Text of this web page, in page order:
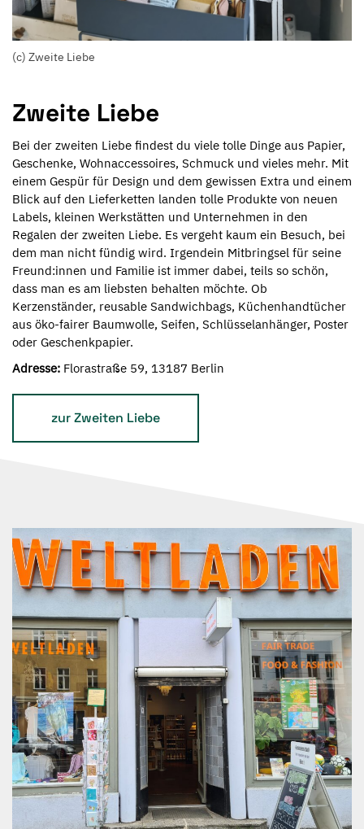
(c) Zweite Liebe
Zweite Liebe
Bei der zweiten Liebe findest du viele tolle Dinge aus Papier,
Geschenke, Wohnaccessoires, Schmuck und vieles mehr. Mit
einem Gespür für Design und dem gewissen Extra und einem
Blick auf den Lieferketten landen tolle Produkte von neuen
Labels, kleinen Werkstätten und Unternehmen in den
Regalen der zweiten Liebe. Es vergeht kaum ein Besuch, bei
dem man nicht fündig wird. Irgendein Mitbringsel für seine
Freund:innen und Familie ist immer dabei, teils so schön,
dass man es am liebsten behalten möchte. Ob
Kerzenständer, reusable Sandwichbags, Küchenhandtücher
aus öko-fairer Baumwolle, Seifen, Schlüsselanhänger, Poster
oder Geschenkpapier.
Adresse: Florastraße 59, 13187 Berlin
zur Zweiten Liebe